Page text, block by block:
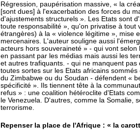
Régression, paupérisation massive, « la
[sont dues] à l'exacerbation des forces du
d'ajustements structurels ». Les Etats sont
toute responsabilité », qu'on privatise à tout
étrangères) à la « violence légitime », mise
mercenaires. L'auteur souligne aussi
acteurs hors souveraineté » - qui vont
en passant par les médias mais aussi les
et autres trafiquants. - qui ne manquent
toutes sortes sur les Etats africains
du Zimbabwe ou du Soudan - défendent «
spécificité ». Ils tiennent tête à la
refus » : une coalition hétéroclite d'Etats
le Venezuela. D'autres, comme la Somalie,
terrorisme.
Repenser la place de l'Afrique : « la